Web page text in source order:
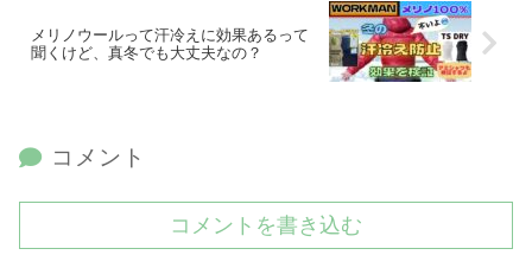
メリノウールって汗冷えに効果あるって
聞くけど、真冬でも大丈夫なの？
コメント
コメントを書き込む